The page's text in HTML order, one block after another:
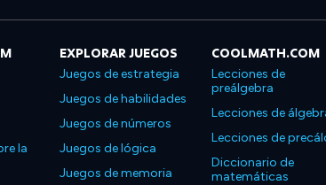
la
EXPLORAR JUEGOS
Juegos de estrategia
Juegos de habilidades
Juegos de números
Juegos de lógica
Juegos de memoria
COOLMATH.COM
Lecciones de
preálgebra
Lecciones de
Lecciones de
Diccionario de
matemáticas